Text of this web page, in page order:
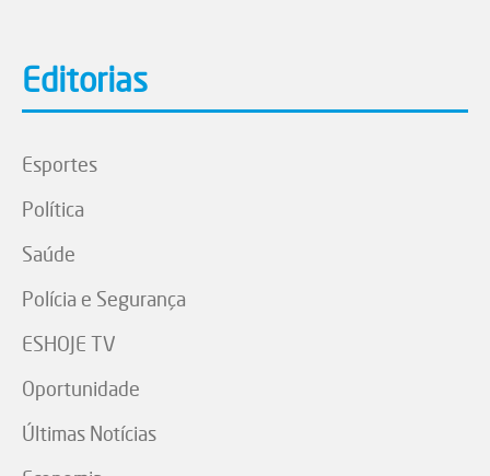
Editorias
Esportes
Política
Saúde
Polícia e Segurança
ESHOJE TV
Oportunidade
Últimas Notícias